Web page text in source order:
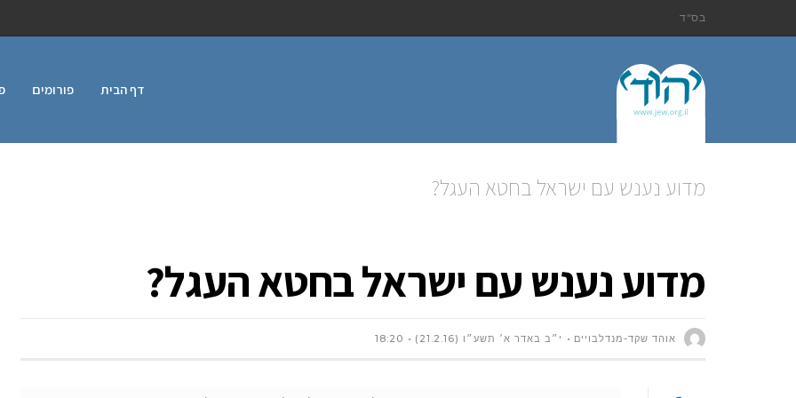
בס"ד
דף הבית פורומים
מדוע נענש עם ישראל בחטא העגל?
מדוע נענש עם ישראל בחטא העגל?
אוהד שקד-מנדלבויים י״ב באדר א׳ תשע״ו (21.2.16) 18:20